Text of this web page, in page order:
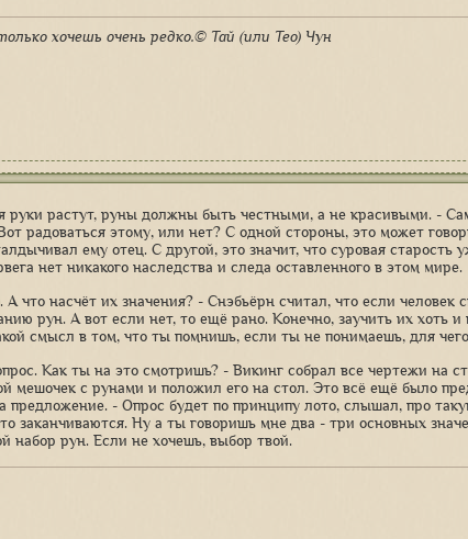
хочешь очень редко.© Тай (или Тео) Чун
руки растут, руны должны быть честными, а не красивыми. -
радоваться этому, или нет? С одной стороны, это может
ему отец. С другой, это значит, что суровая старость
нет никакого наследства и следа оставленного в этом мире.
что насчёт их значения? - Снэбьёрн считал, что если человек
рун. А вот если нет, то ещё рано. Конечно, заучить их хоть
смысл в том, что ты помнишь, если ты не понимаешь, для
Как ты на это смотришь? - Викинг собрал все чертежи на
мешочек с рунами и положил его на стол. Это всё ещё было
предложение. - Опрос будет по принципу лото, слышал, про
заканчиваются. Ну а ты говоришь мне два - три основных
набор рун. Если не хочешь, выбор твой.